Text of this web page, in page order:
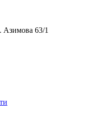
Азимова 63/1